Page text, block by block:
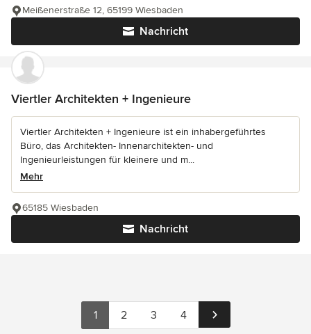
Nachricht
Meißenerstraße 12, 65199 Wiesbaden
Viertler Architekten + Ingenieure
Viertler Architekten + Ingenieure ist ein inhabergeführtes
Büro, das Architekten- Innenarchitekten- und
Ingenieurleistungen für kleinere und m...
Mehr
Nachricht
65185 Wiesbaden
1 2 3 4